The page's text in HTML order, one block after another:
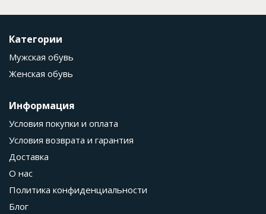
Категории
Мужская обувь
Женская обувь
Информация
Условия покупки и оплата
Условия возврата и гарантия
Доставка
О нас
Политика конфиденциальности
Блог